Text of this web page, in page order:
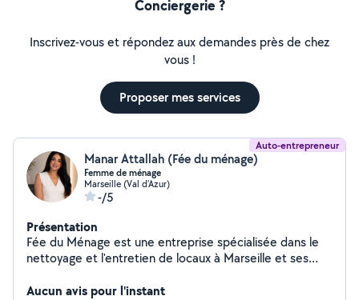
Conciergerie ?
Inscrivez-vous et répondez aux demandes près de chez
vous !
Proposer mes services
Auto-entrepreneur
Manar Attallah (Fée du ménage)
Femme de ménage
Marseille (Val d'Azur)
-/5
Présentation
Fée du Ménage est une entreprise spécialisée dans le
nettoyage et l'entretien de locaux à Marseille et ses
pour particuliers et professionnels : ménage, repassage,
Aucun avis pour l'instant